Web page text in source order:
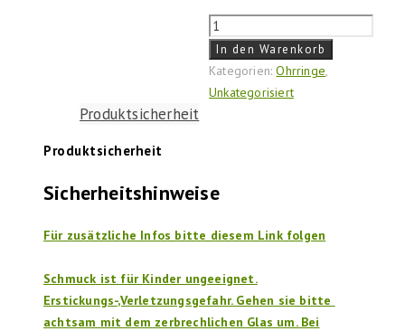
Ohrringe
"Kirschen"
Menge
In den Warenkorb
Kategorien:Ohrringe,
Unkategorisiert
Produktsicherheit
Produktsicherheit
Sicherheitshinweise
Für zusätzliche Infos bitte diesem Link folgen
Schmuck ist für Kinder ungeeignet.
Erstickungs-,Verletzungsgefahr. Gehen sie bitte
achtsam mit dem zerbrechlichen Glas um. Bei